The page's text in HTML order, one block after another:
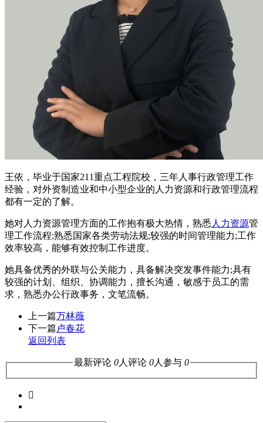
王依，毕业于国家211重点工程院校，三年人事行政管理工作
经验，对外资制造业和中小型企业的人力资源和行政管理流程
都有一定的了解。
她对人力资源管理方面的工作抱有极大热情，熟悉 人力资源管
理工作流程;熟悉国家各类劳动法规;较强的时间管理能力;工作
效率较高，能够有效控制工作进度。
她具备优秀的外联与公关能力，具备解决突发事件能力;具有
较强的计划、组织、协调能力，擅长沟通，敏感于员工的需
求，熟悉办公行政事务，文笔流畅。
上一篇万林薇
下一篇卢春花
返回列表
最新评论 0人评论 0人参与 0
